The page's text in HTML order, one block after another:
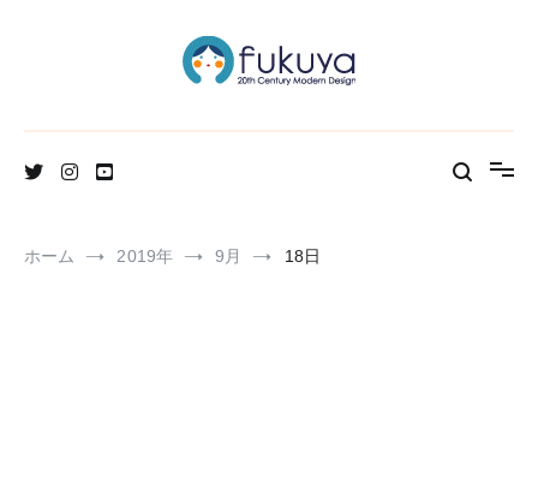
ホーム 2019年 9月 18日